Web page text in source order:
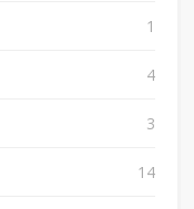
1
4
3
14